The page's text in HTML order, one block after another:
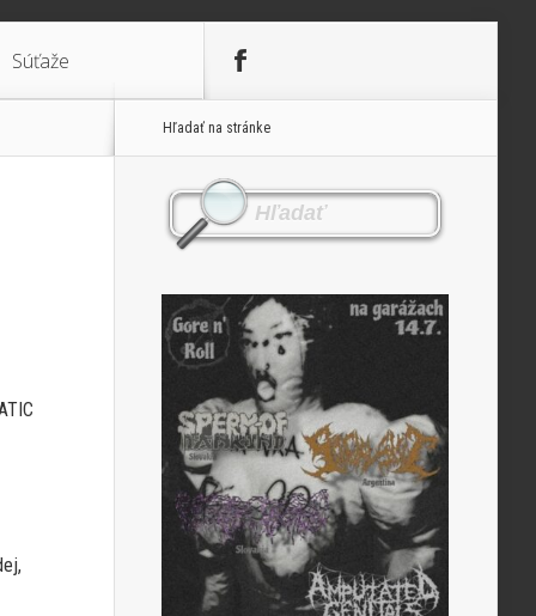
Súťaže
Hľadať na stránke